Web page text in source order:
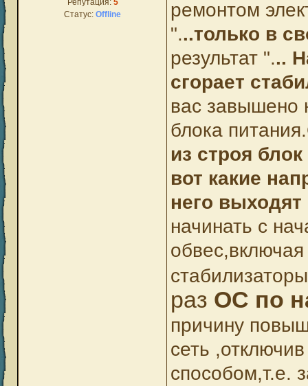
Репутация: 5
Статус: Offline
ремонтом
"...только в
результат "...
сгорает
вас завышено
блока
из строя
вот какие
него
начинать с
раз ОС по
причину
сеть
способом,т.е.